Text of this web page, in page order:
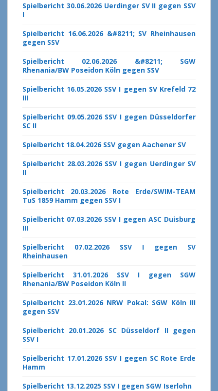
Spielbericht 30.06.2026 Uerdinger SV II gegen SSV
I
Spielbericht 16.06.2026 &#8211; SV Rheinhausen
gegen SSV
Spielbericht 02.06.2026 &#8211; SGW
Rhenania/BW Poseidon Köln gegen SSV
Spielbericht 16.05.2026 SSV I gegen SV Krefeld 72
III
Spielbericht 09.05.2026 SSV I gegen Düsseldorfer
SC II
Spielbericht 18.04.2026 SSV gegen Aachener SV
Spielbericht 28.03.2026 SSV I gegen Uerdinger SV
II
Spielbericht 20.03.2026 Rote Erde/SWIM-TEAM
TuS 1859 Hamm gegen SSV I
Spielbericht 07.03.2026 SSV I gegen ASC Duisburg
III
Spielbericht 07.02.2026 SSV I gegen SV
Rheinhausen
Spielbericht 31.01.2026 SSV I gegen SGW
Rhenania/BW Poseidon Köln II
Spielbericht 23.01.2026 NRW Pokal: SGW Köln III
gegen SSV
Spielbericht 20.01.2026 SC Düsseldorf II gegen
SSV I
Spielbericht 17.01.2026 SSV I gegen SC Rote Erde
Hamm
Spielbericht 13.12.2025 SSV I gegen SGW Iserlohn